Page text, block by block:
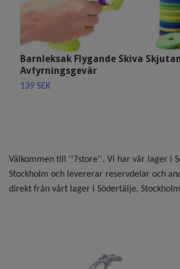
Välkommen till ''7store''. Vi har vår lager i
Stockholm och levererar reservdelar och
direkt från vårt lager i Södertälje,
Barnleksak Flygande Skiva
Avfyrningsgevär
139 SEK